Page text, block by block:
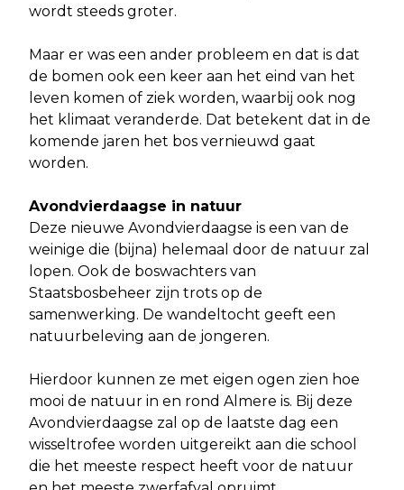
wordt steeds groter.
Maar er was een ander probleem en dat is dat
de bomen ook een keer aan het eind van het
leven komen of ziek worden, waarbij ook nog
het klimaat veranderde. Dat betekent dat in de
komende jaren het bos vernieuwd gaat
worden.
Avondvierdaagse in natuur
Deze nieuwe Avondvierdaagse is een van de
weinige die (bijna) helemaal door de natuur zal
lopen. Ook de boswachters van
Staatsbosbeheer zijn trots op de
samenwerking. De wandeltocht geeft een
natuurbeleving aan de jongeren.
Hierdoor kunnen ze met eigen ogen zien hoe
mooi de natuur in en rond Almere is. Bij deze
Avondvierdaagse zal op de laatste dag een
wisseltrofee worden uitgereikt aan die school
die het meeste respect heeft voor de natuur